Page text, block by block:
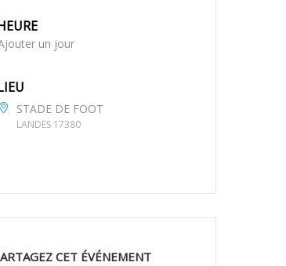
un jour
STADE DE FOOT
LANDES 17380
CET ÉVÉNEMENT